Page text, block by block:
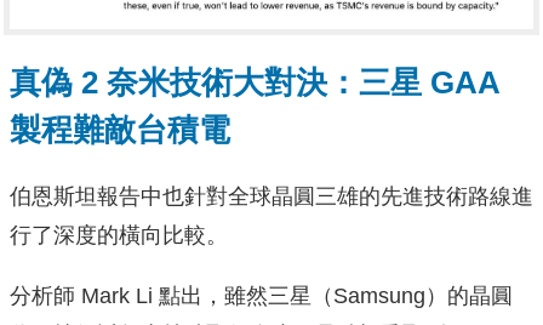
真偽 2 奈米技術大對決：三星 GAA
製程難敵台積電
伯恩斯坦報告中也針對全球晶圓三雄的先進技術路線進
行了深度的橫向比較。
分析師 Mark Li 點出，雖然三星（Samsung）的晶圓